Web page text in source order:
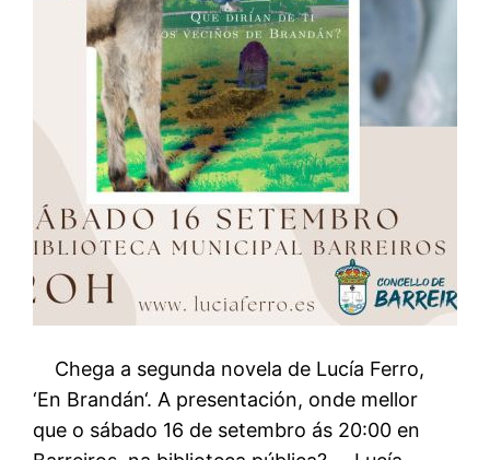
Chega a segunda novela de Lucía Ferro,
‘En Brandán‘. A presentación, onde mellor
que o sábado 16 de setembro ás 20:00 en